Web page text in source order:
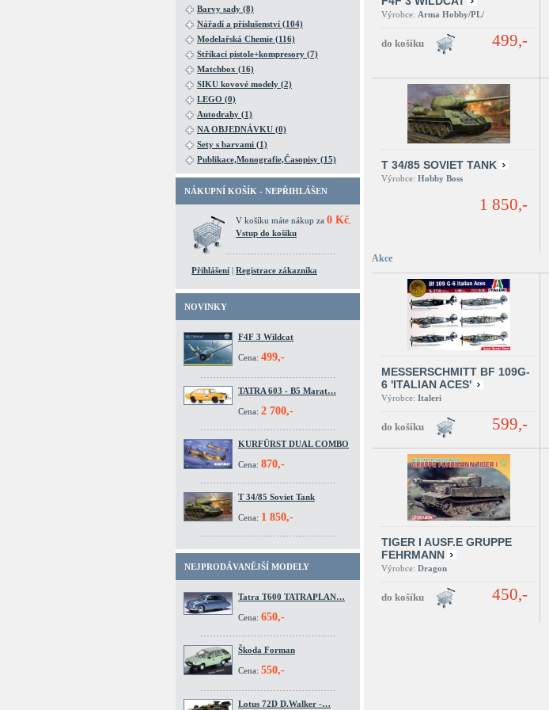
Barvy sady (8)
Nářadí a příslušenství (104)
Modelařská Chemie (116)
Stříkací pistole+kompresory (7)
Matchbox (16)
SIKU kovové modely (2)
LEGO (0)
Autodrahy (1)
NA OBJEDNÁVKU (0)
Sety s barvami (1)
Publikace,Monografie,Časopisy (15)
NÁKUPNÍ KOŠÍK - NEPŘIHLÁŠEN
V košíku máte nákup za 0 Kč
Vstup do košíku
Přihlášení | Registrace zákazníka
NOVINKY
F4F 3 Wildcat
Cena: 499,-
TATRA 603 - B5 Marat…
Cena: 2 700,-
KURFÜRST DUAL COMBO
Cena: 870,-
T 34/85 Soviet Tank
Cena: 1 850,-
NEJPRODÁVANĚJŠÍ MODELY
Tatra T600 TATRAPLAN…
Cena: 650,-
Škoda Forman
Cena: 550,-
Lotus 72D D.Walker -…
Výrobce: Arma Hobby/PL/
499,-
T 34/85 SOVIET TANK
Výrobce: Hobby Boss
1 850,-
Akce
MESSERSCHMITT BF 109G-
6 'ITALIAN ACES'
Výrobce: Italeri
599,-
TIGER I AUSF.E GRUPPE
FEHRMANN
Výrobce: Dragon
450,-